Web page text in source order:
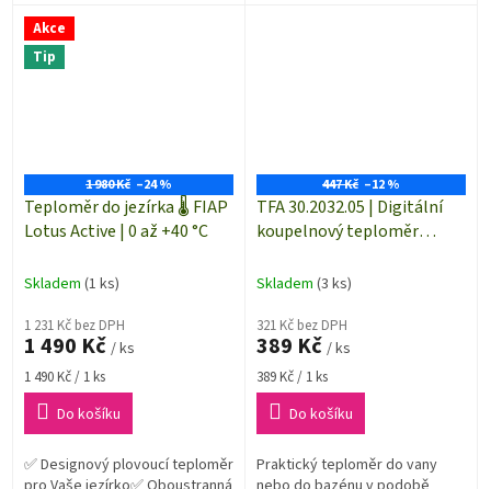
| 35.8103.02.Bezdrátové čidlo
je...
Akce
Tip
1 980 Kč –24 %
Teploměr do jezírka 🌡️ FIAP
Lotus Active | 0 až +40 °C
Skladem (1 ks)
1 231 Kč bez DPH
1 490 Kč / ks
Měrná
cena:
1 490 Kč / 1 ks
Do košíku
✅ Designový plovoucí teploměr
447 Kč –12 %
TFA 30.2032.05 | Digitální
koupelnový teploměr
Skladem (3 ks)
321 Kč bez DPH
389 Kč / ks
Měrná
cena:
389 Kč / 1 ks
Do košíku
Praktický teploměr do vany